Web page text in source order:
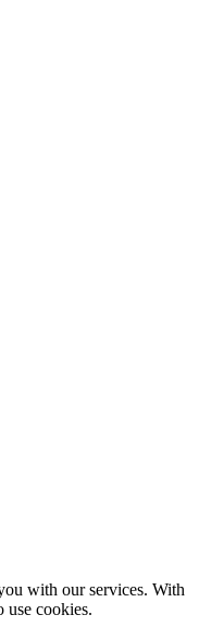
with our services. With
use cookies.